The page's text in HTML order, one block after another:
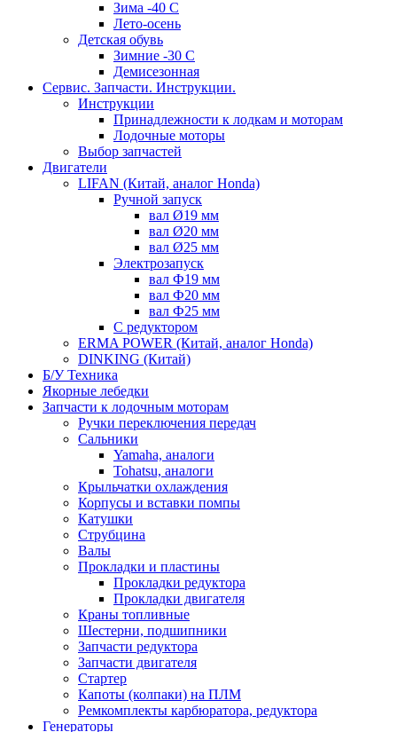
Зима -40 С
Лето-осень
Детская обувь
Зимние -30 С
Демисезонная
Сервис. Запчасти. Инструкции.
Инструкции
Принадлежности к лодкам и моторам
Лодочные моторы
Выбор запчастей
Двигатели
LIFAN (Китай, аналог Honda)
Ручной запуск
вал Ø19 мм
вал Ø20 мм
вал Ø25 мм
Электрозапуск
вал Ф19 мм
вал Ф20 мм
вал Ф25 мм
С редуктором
ERMA POWER (Китай, аналог Honda)
DINKING (Китай)
Б/У Техника
Якорные лебедки
Запчасти к лодочным моторам
Ручки переключения передач
Сальники
Yamaha, аналоги
Tohatsu, аналоги
Крыльчатки охлаждения
Корпусы и вставки помпы
Катушки
Струбцина
Валы
Прокладки и пластины
Прокладки редуктора
Прокладки двигателя
Краны топливные
Шестерни, подшипники
Запчасти редуктора
Запчасти двигателя
Стартер
Капоты (колпаки) на ПЛМ
Ремкомплекты карбюратора, редуктора
Генераторы